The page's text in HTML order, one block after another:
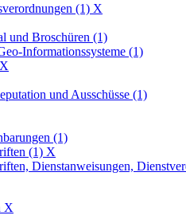
(1) X
und Broschüren (1)
Informationssysteme (1)
X
und Ausschüsse (1)
(1)
(1) X
Dienstanweisungen,
X